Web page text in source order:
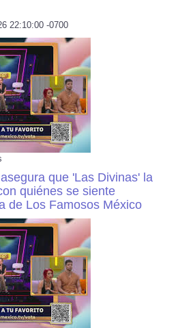
22:10:00 -0700
que 'Las Divinas' la
quiénes se siente
de Los Famosos México